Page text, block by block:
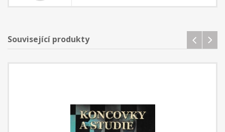
pozicích střední hry.
Související produkty